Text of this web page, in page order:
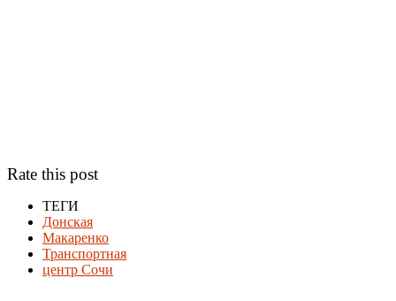
Rate this post
ТЕГИ
Донская
Макаренко
Транспортная
центр Сочи